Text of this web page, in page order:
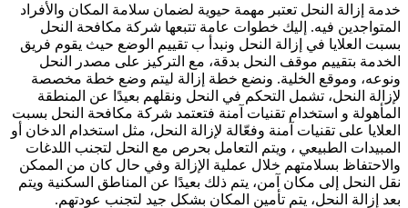
إزالة النحل تعتبر مهمة حيوية لضمان سلامة المكان والأفراد
فيه. إليك خطوات عامة تتبعها شركة مكافحة النحل
العلايا في إزالة النحل ونبدأ ب تقييم الوضع حيث يقوم فريق
بتقييم موقف النحل بدقة، مع التركيز على مصدر النحل
وموقع الخلية. ونضع خطة إزالة ليتم وضع خطة مخصصة
النحل، تشمل التحكم في النحل ونقلهم بعيدًا عن المنطقة
و استخدام تقنيات آمنة فتعتمد شركة مكافحة النحل بسبت
على تقنيات آمنة وفعّالة لإزالة النحل، مثل استخدام الدخان أو
الطبيعي ، ويتم التعامل بحرص مع النحل لتجنب اللدغات
بسلامتهم خلال عملية الإزالة وفي حال كان من الممكن
النحل إلى مكان آمن، يتم ذلك بعيدًا عن المناطق السكنية ويتم
إزالة النحل، يتم تأمين المكان بشكل جيد لتجنب عودتهم.